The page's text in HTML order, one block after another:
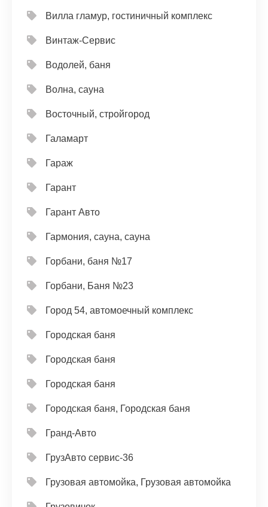
Вилла гламур, гостиничный комплекс
Винтаж-Сервис
Водолей, баня
Волна, сауна
Восточный, стройгород
Галамарт
Гараж
Гарант
Гарант Авто
Гармония, сауна, сауна
Горбани, баня №17
Горбани, Баня №23
Город 54, автомоечный комплекс
Городская баня
Городская баня
Городская баня
Городская баня, Городская баня
Гранд-Авто
ГрузАвто сервис-36
Грузовая автомойка, Грузовая автомойка